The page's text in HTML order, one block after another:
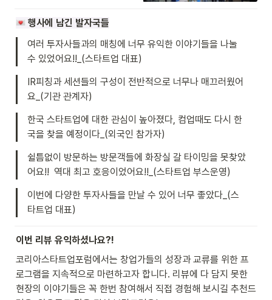
모펀드가 출범했다.부산 미래성장 벤처펀
25일 낮 12시 벡스코에서 박형준 부산시
장이 참석한 가운데 결성식이 개최됐다.
이번 행사는 이날 지역의 창업생태계 발
별행사로 진행됨에 따라 현장의 국내외
투자자와 스타트업의 이목을
행사에 남긴 발자국들
여러 투자사들과의 매칭에 너무 유익한 이야기들을 나눌
수 있었어요!!_(스타트업 대표)
IR피칭과 세션들의 구성이 전반적으로 너무나 매끄러웠어
요_(기관 관계자)
한국 스타트업에 대한 관심이 높아졌다, 컴업때도 다시 한
국을 찾을 예정이다_(외국인 참가자)
쉴틈없이 방문하는 방문객들에 화장실 갈 타이밍을 못찾았
어요!!  역대 최고 호응이었어요!!_(스타트업 부스운영)
이번에 다양한 투자사들을 만날 수 있어 너무 좋았다_(스
타트업 대표)
이번 리뷰 유익하셨나요?!
코리아스타트업포럼에서는 창업가들의 성장과 교류를 위한 프
로그램을 지속적으로 마련하고자 합니다. 리뷰에 다 담지 못한
현장의 이야기들은 꼭 한번 참여해서 직접 경험해 보시길 추천드